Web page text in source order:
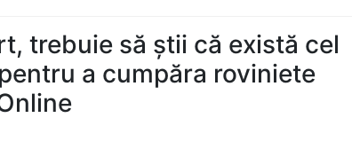
trebuie să știi că există cel
a cumpăra roviniete